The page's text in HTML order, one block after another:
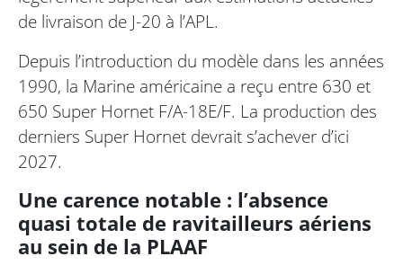
de livraison de J-20 à l’APL.
Depuis l’introduction du modèle dans les années
1990, la Marine américaine a reçu entre 630 et
650 Super Hornet F/A-18E/F. La production des
derniers Super Hornet devrait s’achever d’ici
2027.
Une carence notable : l’absence
quasi totale de ravitailleurs aériens
au sein de la PLAAF